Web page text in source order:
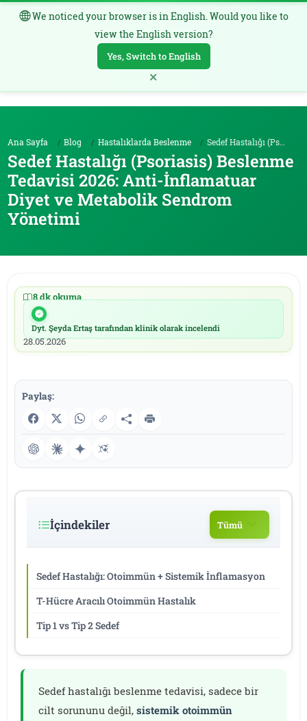
We noticed your browser is in English. Would you like to
view the English version?
Yes, Switch to English
×
TR
Ana Sayfa Blog Hastalıklarda Beslenme Sedef Hastalığı (Psoriasis) Beslenme Tedavisi 2026...
Sedef Hastalığı (Psoriasis) Beslenme
Tedavisi 2026: Anti-İnflamatuar
Diyet ve Metabolik Sendrom
Yönetimi
8 dk okuma
24.05.2026
28.05.2026
Dyt. Şeyda Ertaş tarafından klinik olarak incelendi
Paylaş:
İçindekiler Tümü
Sedef Hastalığı: Otoimmün + Sistemik İnflamasyon
T-Hücre Aracılı Otoimmün Hastalık
Tip 1 vs Tip 2 Sedef
Sedef hastalığı beslenme tedavisi, sadece bir
cilt sorununu değil,sistemik otoimmün